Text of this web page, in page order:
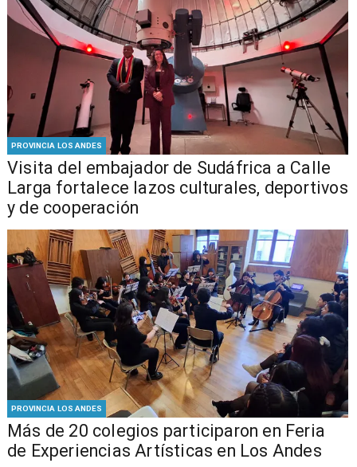
PROVINCIA LOS ANDES
​Visita del embajador de Sudáfrica a Calle
Larga fortalece lazos culturales, deportivos
y de cooperación
PROVINCIA LOS ANDES
Más de 20 colegios participaron en Feria
de Experiencias Artísticas en Los Andes